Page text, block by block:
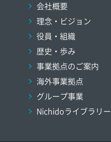
会社概要
理念・ビジョン
役員・組織
歴史・歩み
事業拠点のご案内
海外事業拠点
グループ事業
Nichidoライブラリー